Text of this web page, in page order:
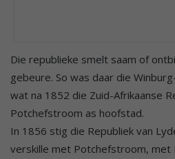
Die republieke smelt saam of
gebeure. So was daar die
wat na 1852 die Zuid-Afrikaanse
Potchefstroom as hoofstad.
In 1856 stig die Republiek van
verskille met Potchefstroom, met